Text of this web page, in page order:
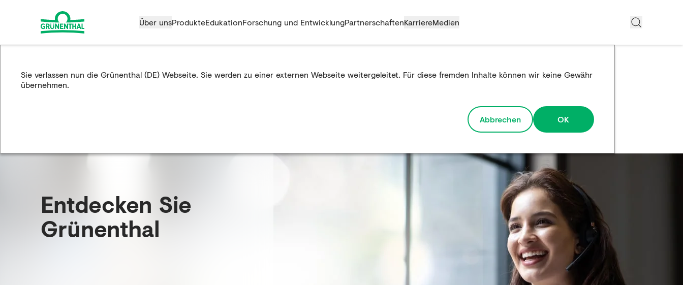
Über unsProdukteEdukationForschung und EntwicklungPartnerschaftenKarriereMedien
Sie verlassen nun die Grünenthal (DE) Webseite. Sie werden zu einer externen Webseite weitergeleitet. Für diese fremden Inhalte können wir keine Gewähr
übernehmen.
Abbrechen OK
Entdecken Sie
Grünenthal